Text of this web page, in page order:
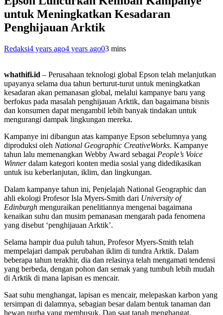
untuk Meningkatkan Kesadaran
Penghijauan Arktik
Redaksi4 years ago4 years ago03 mins
whathifi.id – Perusahaan teknologi global Epson telah melanjutkan
upayanya selama dua tahun berturut-turut untuk meningkatkan
kesadaran akan pemanasan global, melalui kampanye baru yang
berfokus pada masalah penghijauan Arktik, dan bagaimana bisnis
dan konsumen dapat mengambil lebih banyak tindakan untuk
mengurangi dampak lingkungan mereka.
Kampanye ini dibangun atas kampanye Epson sebelumnya yang
diproduksi oleh National Geographic CreativeWorks. Kampanye
tahun lalu memenangkan Webby Award sebagai People’s Voice
Winnerdalam kategori konten media sosial yang didedikasikan
untuk isu keberlanjutan, iklim, dan lingkungan.
Dalam kampanye tahun ini, Penjelajah National Geographic dan
ahli ekologi Profesor Isla Myers-Smith dari University of
Edinburgh menguraikan penelitiannya mengenai bagaimana
kenaikan suhu dan musim pemanasan mengarah pada fenomena
yang disebut ‘penghijauan Arktik’.
Selama hampir dua puluh tahun, Profesor Myers-Smith telah
mempelajari dampak perubahan iklim di tundra Arktik. Dalam
beberapa tahun terakhir, dia dan relasinya telah mengamati tendensi
yang berbeda, dengan pohon dan semak yang tumbuh lebih mudah
di Arktik di mana lapisan es mencair.
Saat suhu menghangat, lapisan es mencair, melepaskan karbon yang
tersimpan di dalamnya, sebagian besar dalam bentuk tanaman dan
hewan purba yang membusuk. Dan saat tanah menghangat,